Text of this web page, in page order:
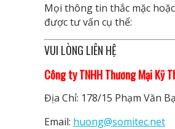
Mọi thông tin thắc mặc
được tư vấn cụ thể:
VUI LÒNG LIÊN HỆ
Công ty TNHH Thương Mại Kỹ
Địa Chỉ: 178/15 Phạm Văn
Email: huong@somitec.net